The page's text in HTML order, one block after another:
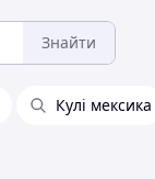
Знайти
Кулі мексика